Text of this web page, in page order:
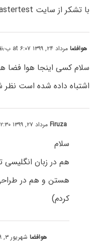
با تشکر از سایت mastertest
هوافضامرداد ۲۴, ۱۳۹۹ at ۶:۰۷ ب٫ظ
سلام کسی اینجا هوا فضا
اشتباه داده شده است
Firuzaمرداد ۲۷, ۱۳۹۹ at ۱۲:۳۰ ب٫ظ
سلام
هم در زبان انگلیسی
هستن و هم در طراحی
کردم)
هوافضاشهریور ۳, ۱۳۹۹ at ۵:۳۸ ب٫ظ